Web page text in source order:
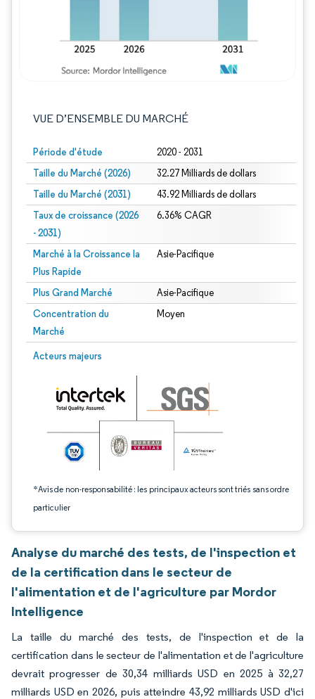
VUE D’ENSEMBLE DU MARCHÉ
Période d'étude 2020 - 2031
Taille du Marché (2026) 32.27 Milliards de dollars
Taille du Marché (2031) 43.92 Milliards de dollars
Taux de croissance (2026
- 2031)
6.36% CAGR
Marché à la Croissance la
Plus Rapide
Asie-Pacifique
Plus Grand Marché Asie-Pacifique
Concentration du
Marché
Moyen
Acteurs majeurs
*Avis de non-responsabilité : les principaux acteurs sont triés sans ordre
particulier
Image © Mordor Intelligence. La réutilisation nécessite une attribution sous CC
Analyse du marché des tests, de l'inspection et
de la certification dans le secteur de
l'alimentation et de l'agriculture par Mordor
Intelligence
La taille du marché des tests, de l'inspection et de la
certification dans le secteur de l'alimentation et de l'agriculture
devrait progresser de 30,34 milliards USD en 2025 à 32,27
milliards USD en 2026, puis atteindre 43,92 milliards USD d'ici